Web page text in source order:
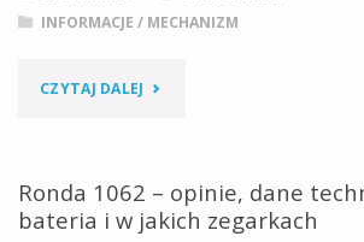
ZEGARKACH"
INFORMACJE / MECHANIZM
CZYTAJ DALEJ "SEIKO
–
OPINIE,
Ronda 1062 – opinie, dane
bateria i w jakich zegarkach